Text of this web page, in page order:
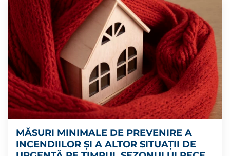
MĂSURI MINIMALE DE PREVENIRE A
INCENDIILOR ȘI A ALTOR SITUAȚII DE